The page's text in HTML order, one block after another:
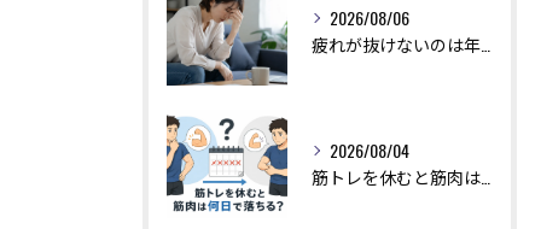
2026/08/06
2026/08/04